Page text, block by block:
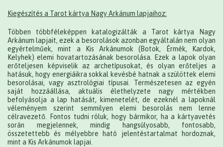
Kiegészítés a Tarot kártya Nagy Arkánum lapjaihoz:
Többen többféleképpen katalogizálták a Tarot kártya Nagy
Arkánum lapjait, ezek a besorolások azonban egyáltalán nem olyan
egyértelműek, mint a Kis Arkánumok (Botok, Érmék, Kardok,
Kelyhek) elemi hovatartozásának besorolása. Ezek a lapok olyan
erőteljesen képviselik az archetípusokat, és olyan erőteljes a
hatásuk, hogy energiáikra sokkal kevésbé hatnak a szülöttek elemi
besorolásai, vagy asztrológiai típusai. Természetesen az egyén
saját hozzáállása, aktuális élethelyzete nagy mértékben
befolyásolja a lap hatását, kimenetelét, de ezeknél a lapoknál
véleményem szerint semmilyen elemi besorolás nem lenne
célravezető. Fontos tudni róluk, hogy bármikor, ha a kártyavetés
során megjelennek, mindig hangsúlyosabb, fontosabb,
összetettebb és mélyebbre ható jelentéstartalmat hordoznak,
mint a Kis Arkánumok lapjai.